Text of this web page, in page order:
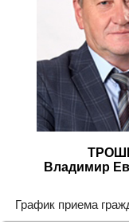
Владимир
График приема